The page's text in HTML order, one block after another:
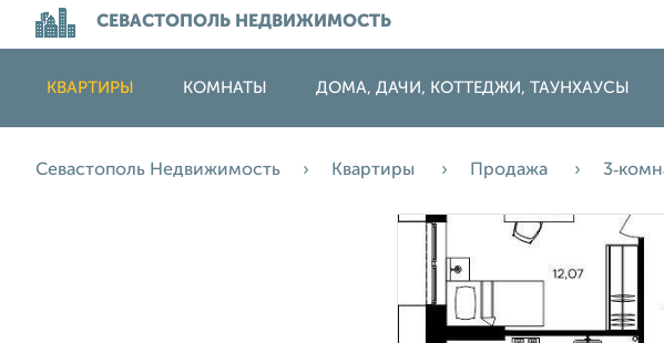
СЕВАСТОПОЛЬ НЕДВИЖИМОСТЬ
КВАРТИРЫ КОМНАТЫ ДОМА, ДАЧИ, КОТТЕДЖИ, ТАУНХАУСЫ
Севастополь Недвижимость Квартиры Продажа